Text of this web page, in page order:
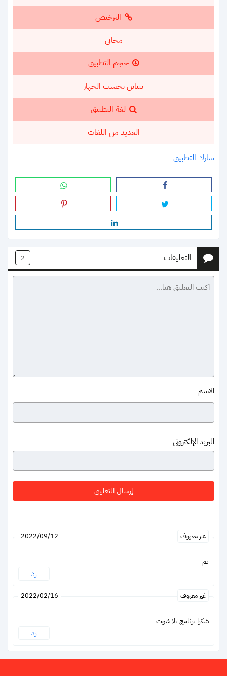
الترخيص
مجاني
حجم التطبيق
يتباين بحسب الجهاز
لغة التطبيق
العديد من اللغات
شارك التطبيق
التعليقات 2
الاسم
البريد الإلكتروني
غير معروف 2022/09/12
تم
رد
غير معروف 2022/02/16
شكرا برنامج يلا شوت
رد